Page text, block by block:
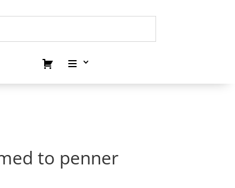
to penner